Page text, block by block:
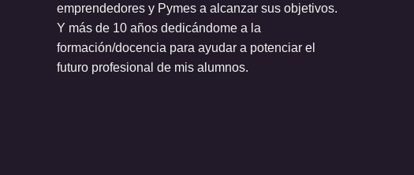
emprendedores y Pymes a alcanzar sus objetivos.
Y más de 10 años dedicándome a la
formación/docencia para ayudar a potenciar el
futuro profesional de mis alumnos.